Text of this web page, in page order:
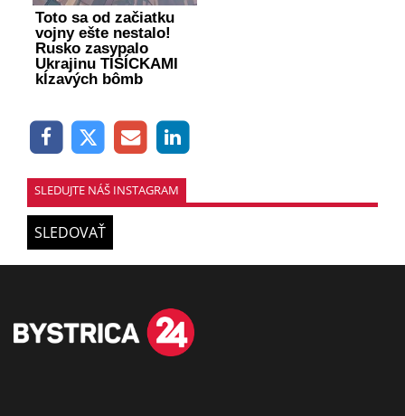
Toto sa od začiatku
vojny ešte nestalo!
Rusko zasypalo
Ukrajinu TISÍCKAMI
kĺzavých bômb
SLEDUJTE NÁŠ INSTAGRAM
SLEDOVAŤ